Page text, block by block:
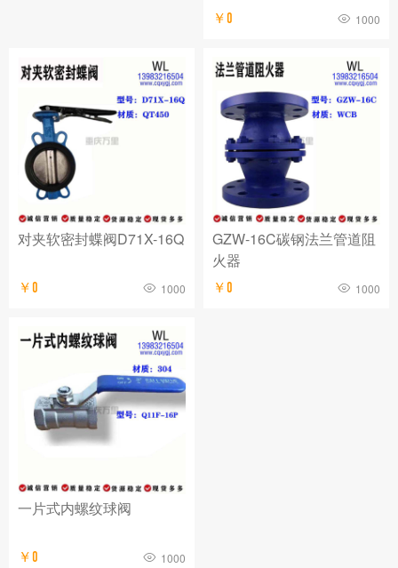
￥0 1000
对夹软密封蝶阀D71X-16Q
￥0 1000
GZW-16C碳钢法兰管道阻
火器
￥0 1000
一片式内螺纹球阀
￥0 1000